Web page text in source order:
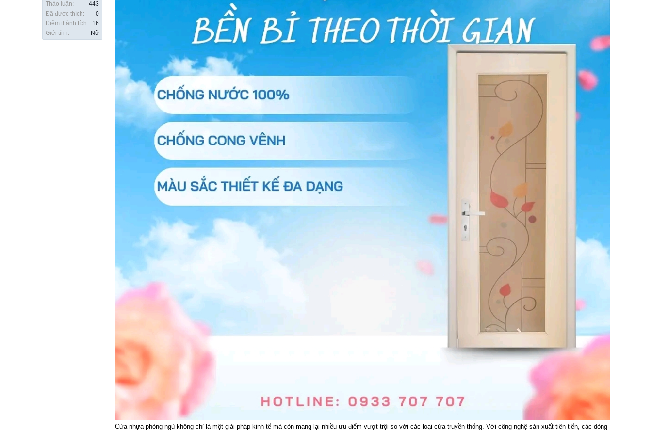
Thảo luận:
443
Đã được thích:
0
Điểm thành tích:
16
Giới tính:
Nữ
Cửa nhựa phòng ngủ không chỉ là một giải pháp kinh tế mà còn mang lại nhiều ưu điểm vượt trội so với các loại cửa truyền thống. Với công nghệ sản xuất tiên tiến, các dòng